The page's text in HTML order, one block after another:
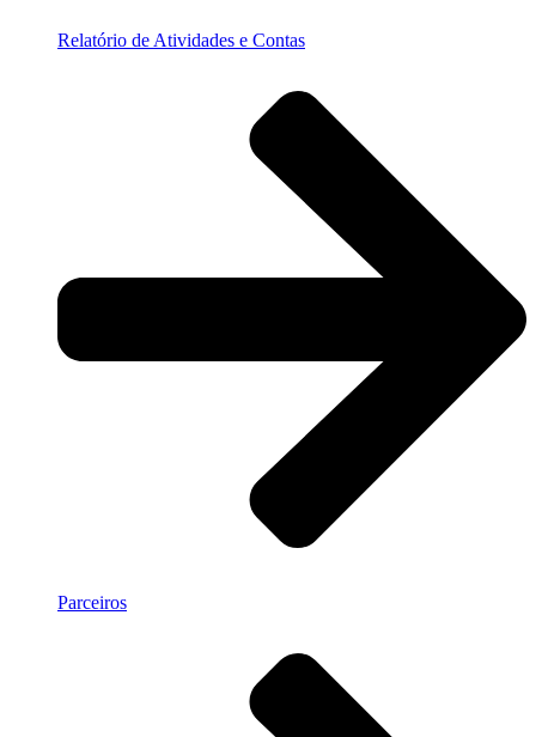
Relatório de Atividades e Contas
Parceiros